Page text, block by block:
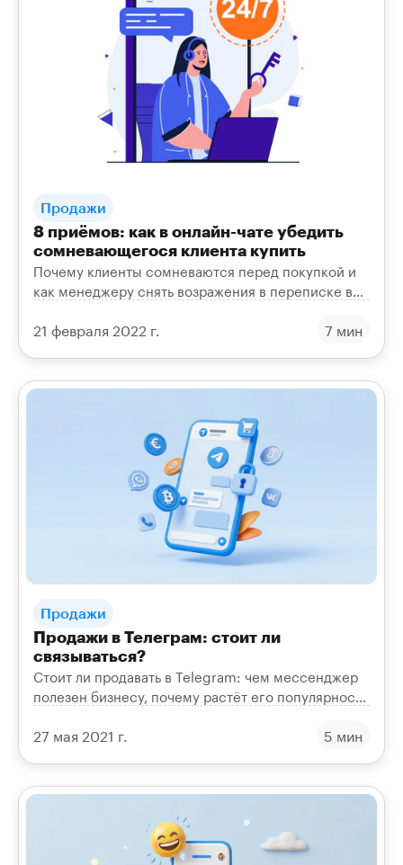
Продажи
8 приёмов: как в онлайн-чате убедить
сомневающегося клиента купить
Почему клиенты сомневаются перед покупкой и
как менеджеру снять возражения в переписке в
продаж.
21 февраля 2022 г. 7 мин
Продажи
Продажи в Телеграм: стоит ли
связываться?
Стоит ли продавать в Telegram: чем мессенджер
полезен бизнесу, почему растёт его популярность
27 мая 2021 г. 5 мин